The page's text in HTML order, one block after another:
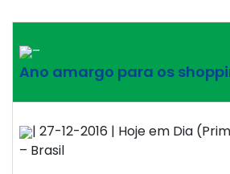
–
Ano amargo para os
| 27-12-2016 | Hoje em Dia
– Brasil